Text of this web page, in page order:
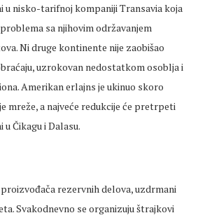
u nisko-tarifnoj kompaniji Transavia koja
sa njihovim održavanjem
Ni druge kontinente nije zaobišao
uzrokovan nedostatkom osoblja i
Amerikan erlajns je ukinuo skoro
mreže, a najveće redukcije će pretrpeti
Čikagu i Dalasu.
rezervnih delova, uzdrmani
Svakodnevno se organizuju štrajkovi